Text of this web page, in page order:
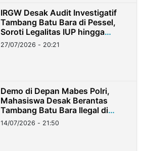
IRGW Desak Audit Investigatif
Tambang Batu Bara di Pessel,
Soroti Legalitas IUP hingga
Stockpile
27/07/2026 - 20:21
Demo di Depan Mabes Polri,
Mahasiswa Desak Berantas
Tambang Batu Bara Ilegal di
Lampung
14/07/2026 - 21:50